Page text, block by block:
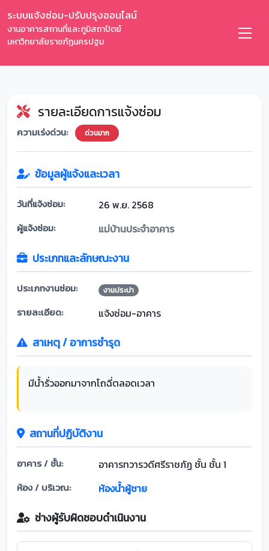
ระบบแจ้งซ่อม-ปรับปรุงออนไลน์
งานอาคารสถานที่และภูมิสถาปัตย์
มหาวิทยาลัยราชภัฏนครปฐม
รายละเอียดการแจ้งซ่อม
ความเร่งด่วน: ด่วนมาก
ข้อมูลผู้แจ้งและเวลา
วันที่แจ้งซ่อม: 26 พ.ย. 2568
ผู้แจ้งซ่อม: แม่บ้านประจำอาคาร
ประเภทและลักษณะงาน
ประเภทงานซ่อม: งานประปา
รายละเอียด: แจ้งซ่อม-อาคาร
สาเหตุ / อาการชำรุด
มีน้ำรั่วออกมาจากโถฉี่ตลอดเวลา
สถานที่ปฏิบัติงาน
อาคาร / ชั้น: อาคารทวารวดีศรีราชภัฏ ชั้น ชั้น 1
ห้อง / บริเวณ: ห้องน้ำผู้ชาย
ช่างผู้รับผิดชอบดำเนินงาน